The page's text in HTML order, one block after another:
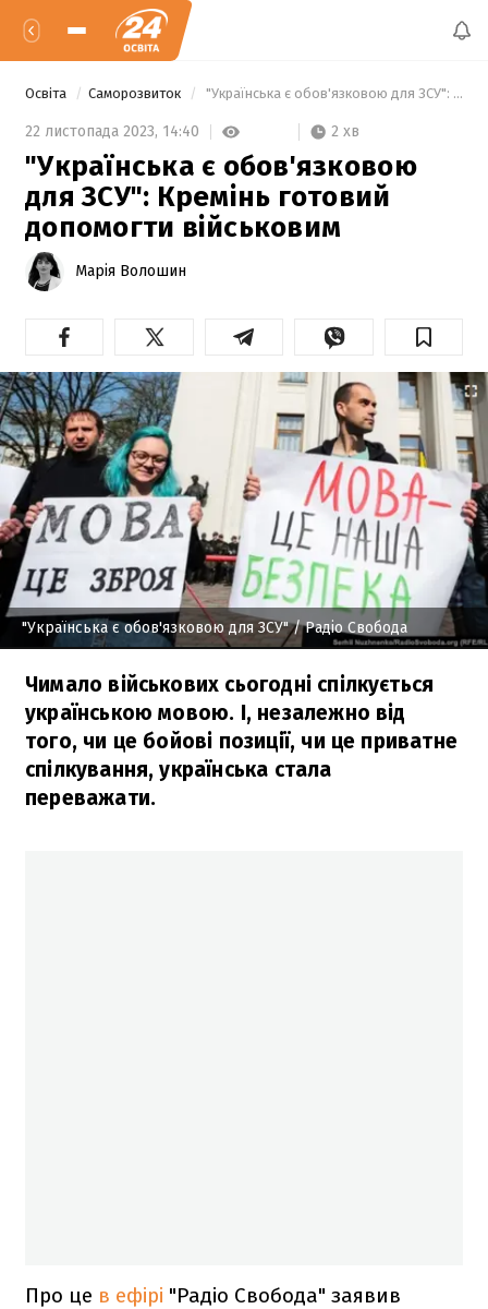
Освіта Саморозвиток "Українська є обов'язковою для ЗСУ": Кремінь готовий допомогти військовим
22 листопада 2023, 14:40 2 хв
"Українська є обов'язковою
для ЗСУ": Кремінь готовий
допомогти військовим
Марія Волошин
"Українська є обов'язковою для ЗСУ"/ Радіо Свобода
Чимало військових сьогодні спілкується
українською мовою. І, незалежно від
того, чи це бойові позиції, чи це приватне
спілкування, українська стала
переважати.
Про це в ефірі "Радіо Свобода" заявив